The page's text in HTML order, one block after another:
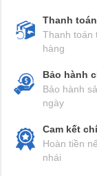
Thanh toán
Thanh toán
hàng
Bảo hành
Bảo hành
ngày
Cam kết
Hoàn tiền
nhái